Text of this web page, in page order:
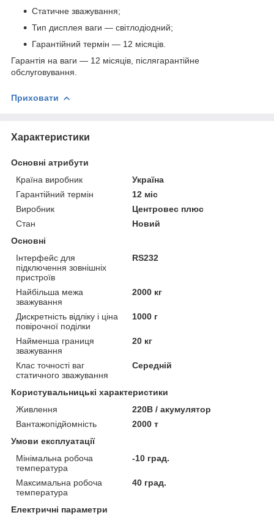
Статичне зважування;
Тип дисплея ваги — світлодіодний;
Гарантійний термін — 12 місяців.
Гарантія на ваги — 12 місяців, післягарантійне
обслуговування.
Приховати
Характеристики
Основні атрибути
Країна виробник
Україна
Гарантійний термін
12 міс
Виробник
Центровес плюс
Стан
Новий
Основні
Інтерфейс для
підключення зовнішніх
пристроїв
RS232
Найбільша межа
зважування
2000 кг
Дискретність відліку і ціна
повірочної поділки
1000 г
Найменша границя
зважування
20 кг
Клас точності ваг
статичного зважування
Середній
Користувальницькі характеристики
Живлення
220В / акумулятор
Вантажопідйомність
2000 т
Умови експлуатації
Мінімальна робоча
температура
-10 град.
Максимальна робоча
температура
40 град.
Електричні параметри